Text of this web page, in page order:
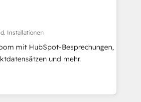
Installationen
mit HubSpot-Besprechungen,
und mehr.